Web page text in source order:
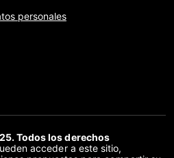
personales
Todos los derechos
acceder a este sitio,